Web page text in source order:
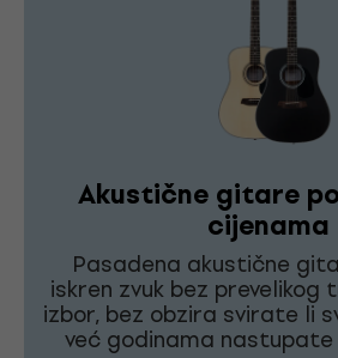
Akustične gitare
cijenama
Pasadena akustične
iskren zvuk bez prevelikog
izbor, bez obzira svirate li
već godinama nastupate